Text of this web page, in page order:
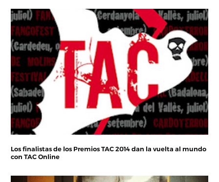
Los finalistas de los Premios TAC 2014 dan la vuelta al mundo
con TAC Online